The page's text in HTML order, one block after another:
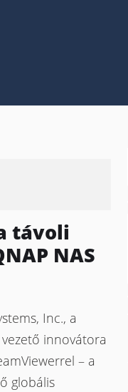
távoli
NAS
Inc., a
innovátora
– a
globális